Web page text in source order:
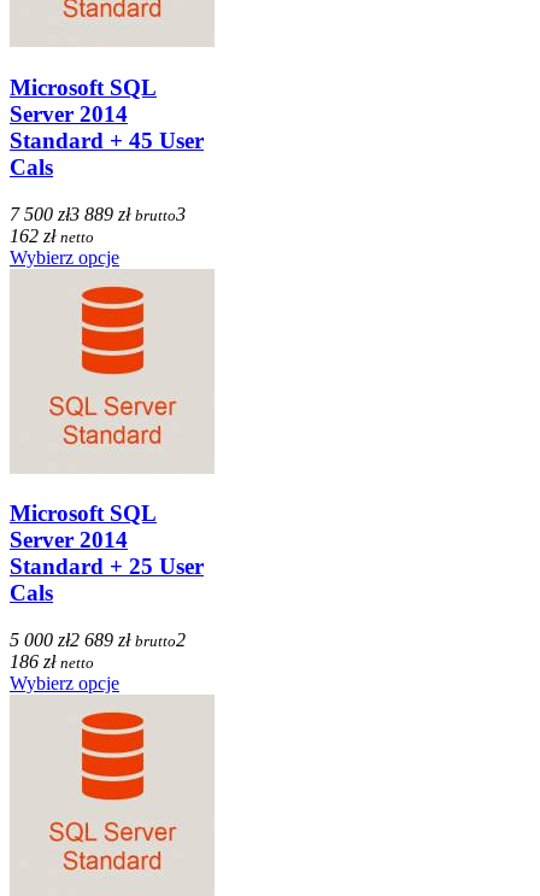
Microsoft SQL
Server 2014
Standard + 45 User
Cals
7 500 zł3 889 zł brutto3
162 zł netto
Wybierz opcje
Microsoft SQL
Server 2014
Standard + 25 User
Cals
5 000 zł2 689 zł brutto2
186 zł netto
Wybierz opcje